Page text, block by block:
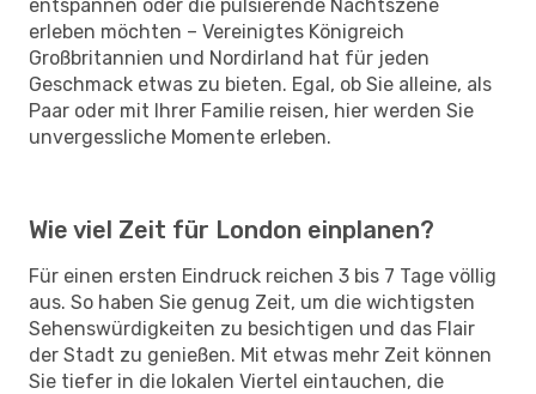
entspannen oder die pulsierende Nachtszene
erleben möchten – Vereinigtes Königreich
Großbritannien und Nordirland hat für jeden
Geschmack etwas zu bieten. Egal, ob Sie alleine, als
Paar oder mit Ihrer Familie reisen, hier werden Sie
unvergessliche Momente erleben.
Wie viel Zeit für London einplanen?
Für einen ersten Eindruck reichen 3 bis 7 Tage völlig
aus. So haben Sie genug Zeit, um die wichtigsten
Sehenswürdigkeiten zu besichtigen und das Flair
der Stadt zu genießen. Mit etwas mehr Zeit können
Sie tiefer in die lokalen Viertel eintauchen, die